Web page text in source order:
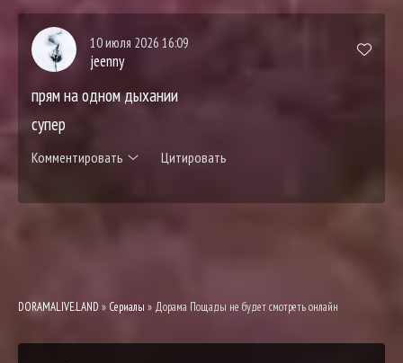
10 июля 2026 16:09
jeenny
прям на одном дыхании
супер
Комментировать Цитировать
DORAMALIVE.LAND » Сериалы » Дорама Пощады не будет смотреть онлайн